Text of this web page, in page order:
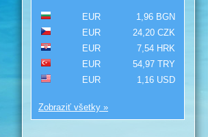
EUR
1,96 BGN
EUR
24,20 CZK
EUR
7,54 HRK
EUR
54,97 TRY
EUR
1,16 USD
Zobraziť všetky »